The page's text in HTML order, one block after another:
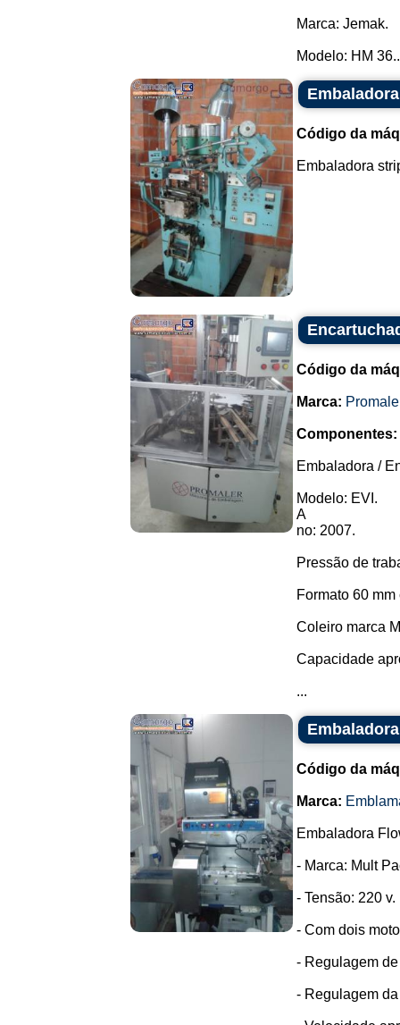
Marca: Jemak.
Modelo: HM
Código da
Embaladora
Código da
Marca:
Componentes:
Embaladora /
Modelo: EVI.
A
no: 2007.
Pressão de
Formato 60
Coleiro marca
Capacidade
...
Código da
Marca:
Embaladora
- Marca: Mult
- Tensão: 220 v.
- Com dois
- Regulagem
- Regulagem